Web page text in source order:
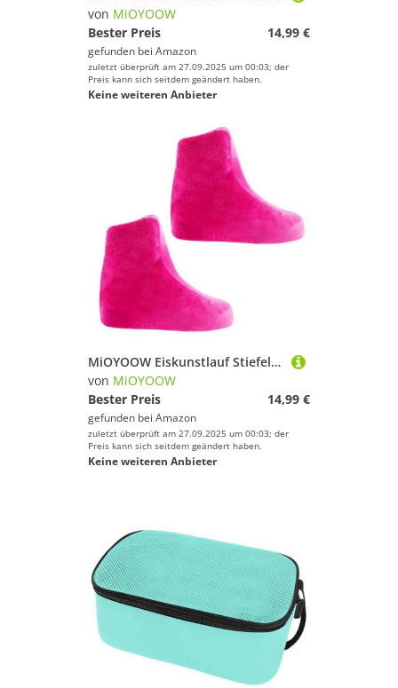
von MiOYOOW
Bester Preis
14,99 €
gefunden bei Amazon
zuletzt überprüft am 27.09.2025 um 00:03; der
Preis kann sich seitdem geändert haben.
Keine weiteren Anbieter
MiOYOOW Eiskunstlauf Stiefelabdeckungen, Schlittschuh-Stiefelabdeckungen Elastic Velvet Ice Skate-Stiefelabdeckungen Schuhschutz für EIS- / Rollensportarten
von MiOYOOW
Bester Preis
14,99 €
gefunden bei Amazon
zuletzt überprüft am 27.09.2025 um 00:03; der
Preis kann sich seitdem geändert haben.
Keine weiteren Anbieter